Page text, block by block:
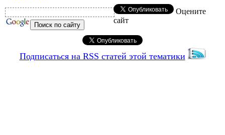
Оцените
сайт
Подписаться на RSS статей этой тематики